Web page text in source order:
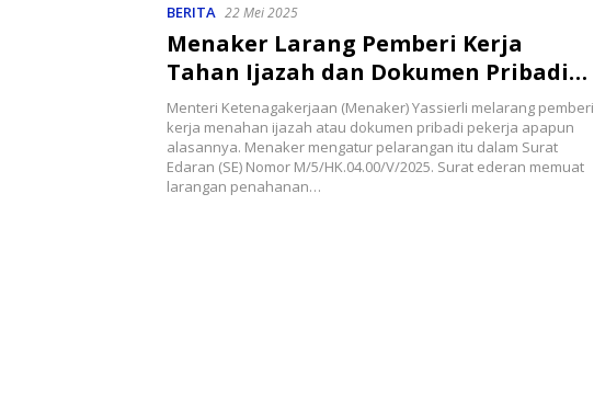
BERITA 22 Mei 2025
Menaker Larang Pemberi Kerja
Tahan Ijazah dan Dokumen Pribadi
Pekerja
Menteri Ketenagakerjaan (Menaker) Yassierli melarang pemberi
kerja menahan ijazah atau dokumen pribadi pekerja apapun
alasannya. Menaker mengatur pelarangan itu dalam Surat
Edaran (SE) Nomor M/5/HK.04.00/V/2025. Surat ederan memuat
larangan penahanan…